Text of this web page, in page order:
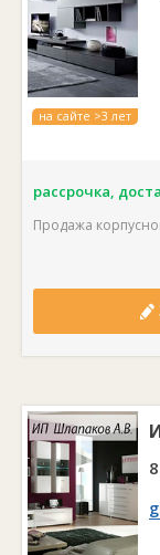
на сайте >3 лет
рассрочка,
Продажа